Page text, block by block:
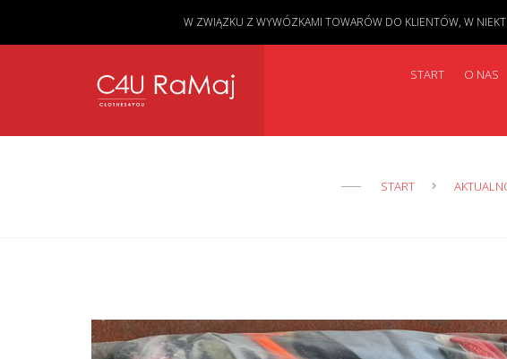
START O NAS
START
W ZWIĄZKU Z WYWÓZKAMI TOWARÓW DO KLIENTÓW, W